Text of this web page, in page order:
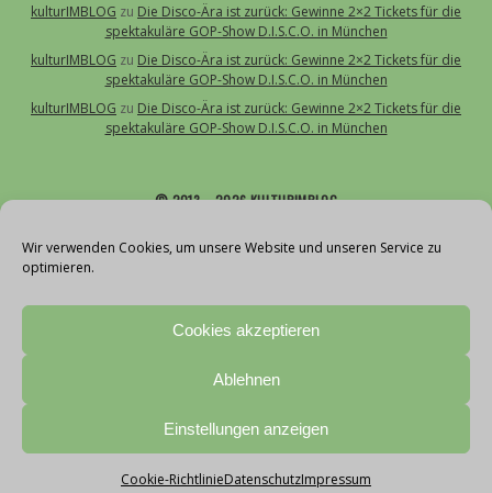
Wir verwenden Cookies, um unsere Website und unseren Service zu
optimieren.
Cookies akzeptieren
Ablehnen
Einstellungen anzeigen
Cookie-RichtlinieDatenschutzImpressum
kulturIMBLOG zu Die Disco-Ära ist zurück: Gewinne 2×2 Tickets für die
spektakuläre GOP-Show D.I.S.C.O. in München
kulturIMBLOG zu Die Disco-Ära ist zurück: Gewinne 2×2 Tickets für die
spektakuläre GOP-Show D.I.S.C.O. in München
kulturIMBLOG zu Die Disco-Ära ist zurück: Gewinne 2×2 Tickets für die
spektakuläre GOP-Show D.I.S.C.O. in München
© 2013 – 2026 KULTURIMBLOG
Über uns
Impressum
Datenschutz
Teilnahmebedingungen Gewinnspiele